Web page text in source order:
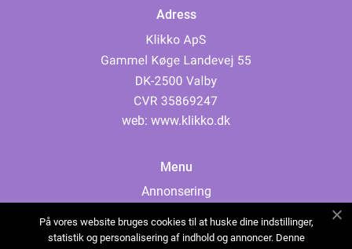
Adress
web: www.klikko.dk
Menu
Annonsering
Cookies
På vores website bruges cookies til at huske dine indstillinger,
statistik og personalisering af indhold og annoncer. Denne